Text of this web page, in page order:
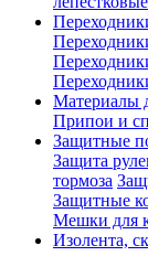
Материалы
Припои и
Защитные
Защита
тормоза
Защитные
Мешки для
Изолента,